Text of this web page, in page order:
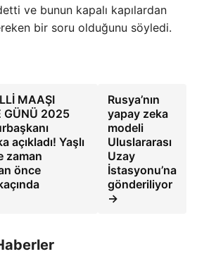
ve bunun kapalı kapılardan
bir soru olduğunu söyledi.
MAAŞI
GÜNÜ 2025
açıkladı! Yaşlı
zaman
önce
Rusya’nın
yapay zeka
modeli
Uluslararası
Uzay
İstasyonu’na
gönderiliyor
→